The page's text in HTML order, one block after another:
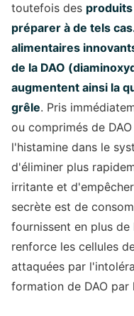
toutefois des
préparer à de tels
alimentaires
de la DAO
augmentent ainsi la
grêle. Pris
ou comprimés de
l'histamine dans le
d'éliminer plus
irritante et
secrète est de
fournissent en plus
renforce les cellules
attaquées par
formation de DAO par